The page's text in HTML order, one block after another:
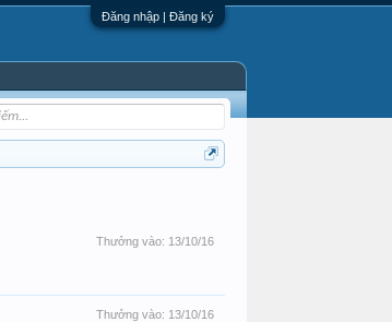
Đăng nhập | Đăng ký
Thưởng vào: 13/10/16
Thưởng vào: 13/10/16